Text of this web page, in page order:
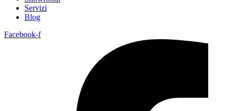
Servizi
Blog
Facebook-f